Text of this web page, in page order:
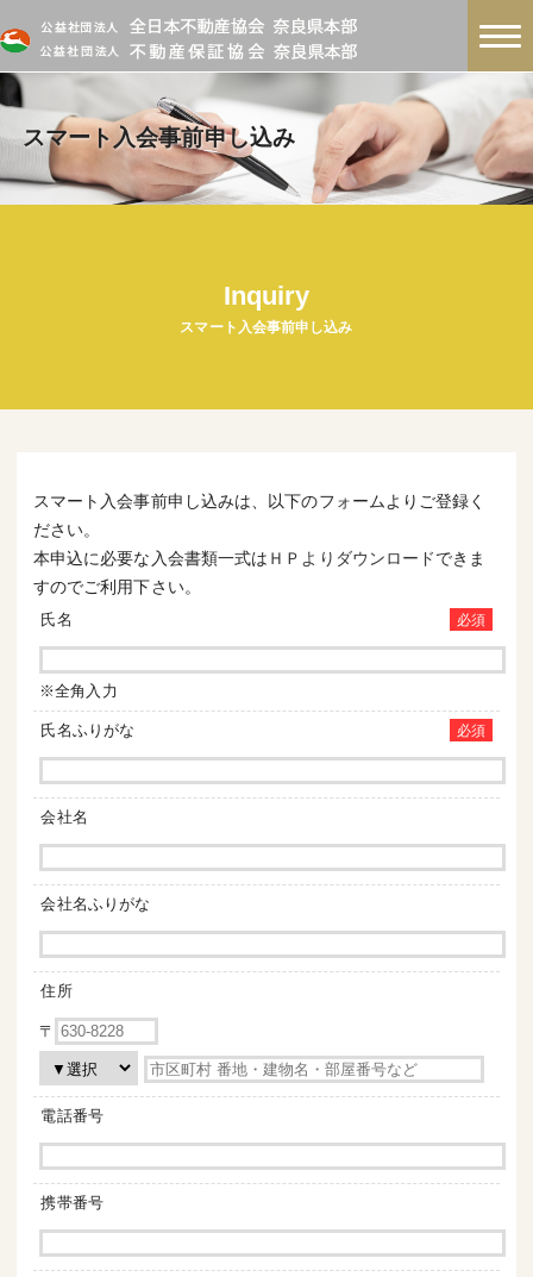
スマート入会事前申し込み
Inquiry
スマート入会事前申し込み
スマート入会事前申し込みは、以下のフォームよりご登録く
ださい。
本申込に必要な入会書類一式は ＨＰよりダウンロードできま
すのでご利用下さい。
氏名 必須
※全角入力
氏名ふりがな 必須
会社名
会社名ふりがな
住所
〒
電話番号
携帯番号